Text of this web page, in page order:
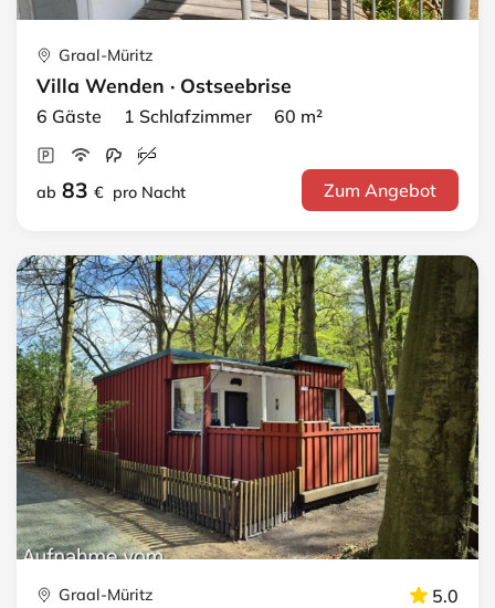
Graal-Müritz
Villa Wenden · Ostseebrise
6 Gäste 1 Schlafzimmer 60 m²
ab 83 € pro Nacht Zum Angebot
Graal-Müritz 5.0